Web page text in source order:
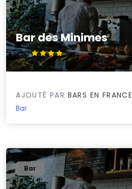
Bar des Minimes
4.2/5
AJOUTÉ PAR BARS EN FRANCE
Bar
Bar